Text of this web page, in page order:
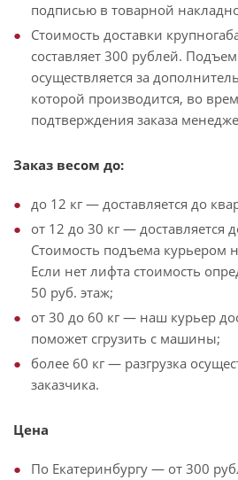
подписью в товарной
Стоимость доставки
составляет 300 рублей.
осуществляется за
которой производится, во
подтверждения заказа
Заказ весом до:
до 12 кг — доставляется до
от 12 до 30 кг — доставляется
Стоимость подъема курьером
Если нет лифта стоимость
50 руб. этаж;
от 30 до 60 кг — наш курьер
поможет сгрузить с машины;
более 60 кг — разгрузка
заказчика.
Цена
По Екатеринбургу — от 300